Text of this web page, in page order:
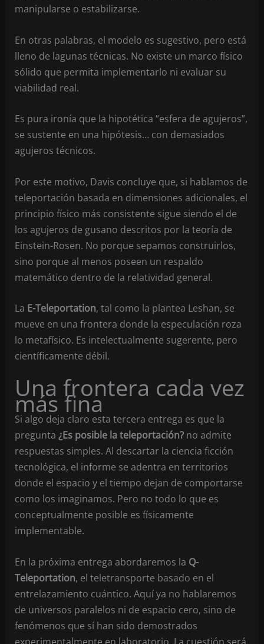
manipularse o estabilizarse.
En otras palabras, el modelo es sugestivo, pero está
lleno de lagunas técnicas. No existe un marco físico
sólido que permita implementarlo ni evaluar su
viabilidad real.
Es pura ironía que la hipotética “esfera de agujeros”,
se sustente en una hipótesis… con demasiados
agujeros técnicos.
Por este motivo, Davis concluye que, si hablamos de
teleportación basada en dimensiones adicionales, el
principio físico más consistente sigue siendo el de
los agujeros de gusano descritos por la teoría de
Einstein-Rosen. No porque sepamos construirlos,
sino porque al menos poseen un respaldo
matemático dentro de la relatividad general.
La E-Teleportation, tal como la plantea Leshan, se
mueve en una frontera donde la especulación roza
lo metafísico. Es intelectualmente sugerente, pero
científicamente débil.
Una frontera cada vez
más fina
Si algo deja claro esta tercera entrega es que la
pregunta ¿Es posible la teleportación?no admite
respuestas simples. Al descartar la ciencia ficción
tecnológica, el informe se adentra en territorios
donde el espacio y el tiempo dejan de comportarse
como los imaginamos. Pero no todo lo que es
conceptualmente posible es físicamente
implementable.
En la próxima entrega abordaremos la Q-
Teleportation, el teletransporte basado en el
entrelazamiento cuántico. Aquí ya no hablaremos
de universos paralelos ni de espacio cero, sino de
fenómenos que sí han sido demostrados
experimentalmente en laboratorio. La cuestión será